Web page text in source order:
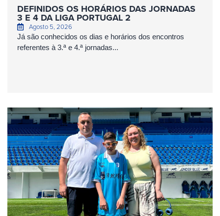
DEFINIDOS OS HORÁRIOS DAS JORNADAS
3 E 4 DA LIGA PORTUGAL 2
Agosto 5, 2026
Já são conhecidos os dias e horários dos encontros
referentes à 3.ª e 4.ª jornadas...